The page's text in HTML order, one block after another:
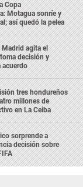
Copa
Motagua sonríe y
así quedó la pelea
Madrid agita el
decisión y
acuerdo
tres hondureños
millones de
en La Ceiba
sorprende a
decisión sobre